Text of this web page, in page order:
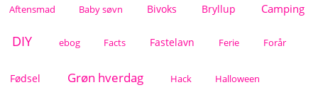
Aftensmad Baby søvn Bivoks Bryllup Camping
DIY ebog Facts Fastelavn Ferie Forår
Fødsel Grøn hverdag Hack Halloween